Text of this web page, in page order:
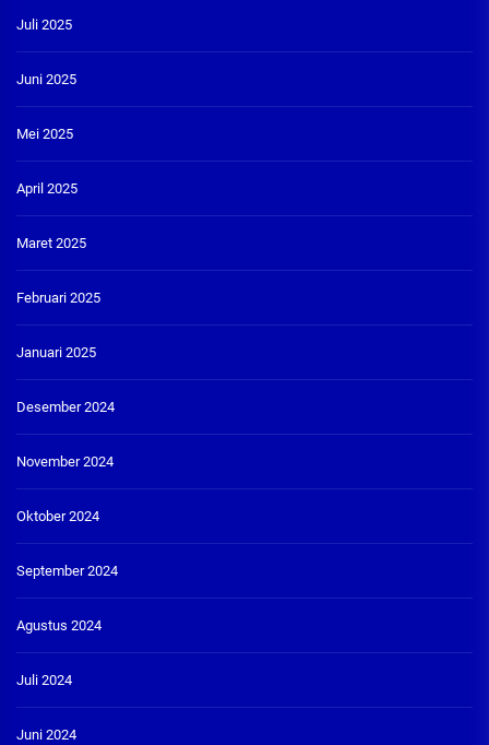
Juli 2025
Juni 2025
Mei 2025
April 2025
Maret 2025
Februari 2025
Januari 2025
Desember 2024
November 2024
Oktober 2024
September 2024
Agustus 2024
Juli 2024
Juni 2024